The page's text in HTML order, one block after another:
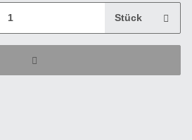
Stück